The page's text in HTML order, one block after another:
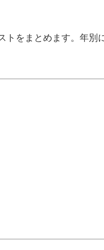
トをまとめます。年別